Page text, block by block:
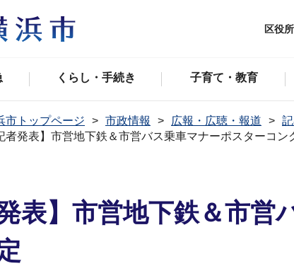
区役所
くらし・手続き 子育て・教育
市トップページ 市政情報 広報・広聴・報道
者発表】市営地下鉄＆市営バス乗車マナーポスターコ
発表】市営地下鉄＆市